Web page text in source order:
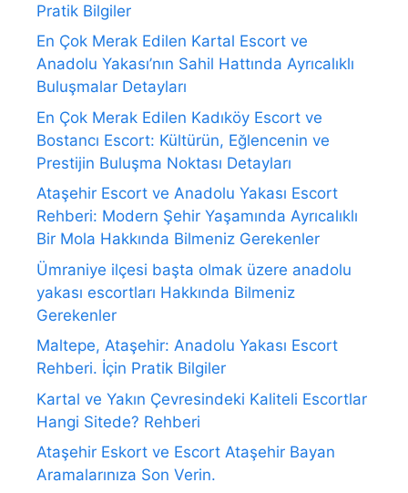
Pratik Bilgiler
En Çok Merak Edilen Kartal Escort ve
Anadolu Yakası’nın Sahil Hattında Ayrıcalıklı
Buluşmalar Detayları
En Çok Merak Edilen Kadıköy Escort ve
Bostancı Escort: Kültürün, Eğlencenin ve
Prestijin Buluşma Noktası Detayları
Ataşehir Escort ve Anadolu Yakası Escort
Rehberi: Modern Şehir Yaşamında Ayrıcalıklı
Bir Mola Hakkında Bilmeniz Gerekenler
Ümraniye ilçesi başta olmak üzere anadolu
yakası escortları Hakkında Bilmeniz
Gerekenler
Maltepe, Ataşehir: Anadolu Yakası Escort
Rehberi. İçin Pratik Bilgiler
Kartal ve Yakın Çevresindeki Kaliteli Escortlar
Hangi Sitede? Rehberi
Ataşehir Eskort ve Escort Ataşehir Bayan
Aramalarınıza Son Verin.